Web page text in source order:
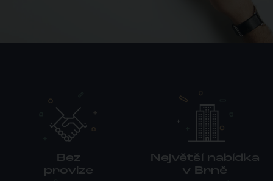
Bez
provize
Největší nabídka
v Brně